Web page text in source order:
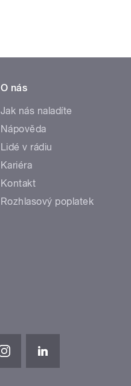
O nás
Jak nás naladíte
Nápověda
Lidé v rádiu
Kariéra
Kontakt
Rozhlasový poplatek